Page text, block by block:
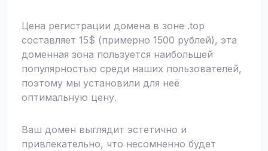
Цена регистрации домена в зоне .top
составляет 15$ (примерно 1500 рублей), эта
доменная зона пользуется наибольшей
популярностью среди наших пользователей,
поэтому мы установили для неё
оптимальную цену.
Ваш домен выглядит эстетично и
привлекательно, что несомненно будет